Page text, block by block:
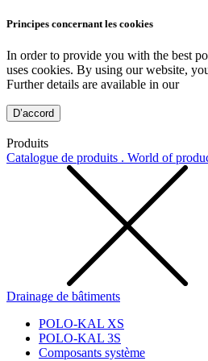
Principes concernant les cookies
In order to provide you with the best
uses cookies. By using our website,
Further details are available in our
D’accord
Produits
Catalogue de produits . World of
Drainage de bâtiments
POLO-KAL XS
POLO-KAL 3S
Composants système